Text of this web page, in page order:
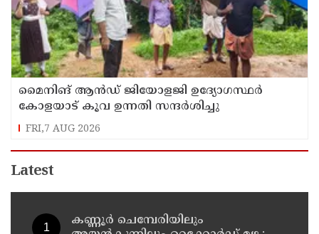
മൈനിങ് ആൻഡ്​ ജിയോളജി ഉദ്യോഗസ്ഥർ
കോളയാട് കൂവ ഉന്നതി സന്ദർശിച്ചു
FRI,7 AUG 2026
Latest
കണ്ണൂർ ചെമ്പേരിയിലും